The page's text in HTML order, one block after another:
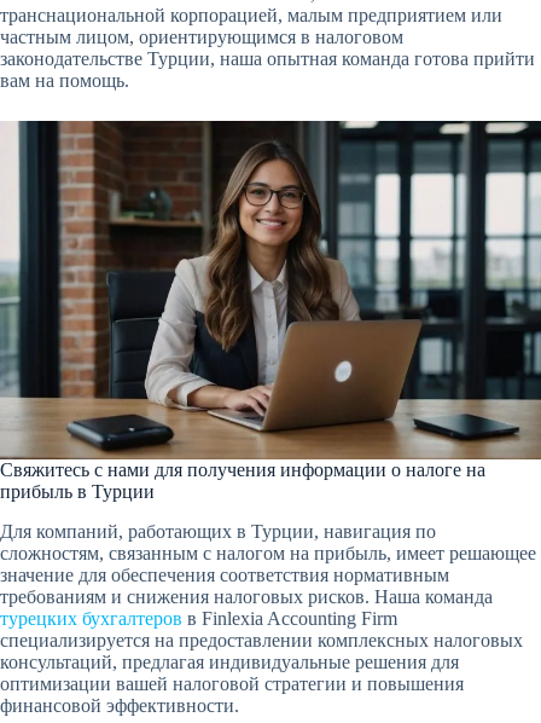
транснациональной корпорацией, малым предприятием или
частным лицом, ориентирующимся в налоговом
законодательстве Турции, наша опытная команда готова прийти
вам на помощь.
Свяжитесь с нами для получения информации о налоге на
прибыль в Турции
Для компаний, работающих в Турции, навигация по
сложностям, связанным с налогом на прибыль, имеет решающее
значение для обеспечения соответствия нормативным
требованиям и снижения налоговых рисков. Наша команда
турецких бухгалтеров в Finlexia Accounting Firm
специализируется на предоставлении комплексных налоговых
консультаций, предлагая индивидуальные решения для
оптимизации вашей налоговой стратегии и повышения
финансовой эффективности.